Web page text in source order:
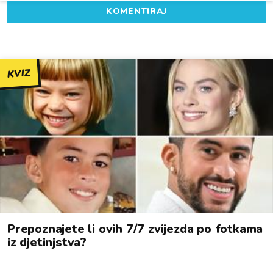
KOMENTIRAJ
KVIZ
Prepoznajete li ovih 7/7 zvijezda po fotkama
iz djetinjstva?